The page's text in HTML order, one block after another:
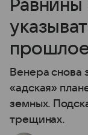
Венера снова
«адская»
земных.
трещинах.